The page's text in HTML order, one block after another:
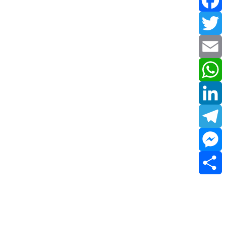
Facebook
Twitter
Email
WhatsApp
LinkedIn
Telegram
Messenger